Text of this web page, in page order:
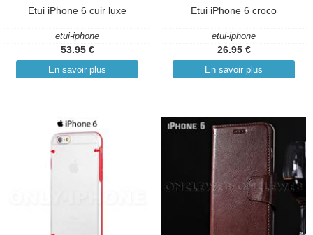
Etui iPhone 6 cuir luxe
etui-iphone
53.95 €
En savoir plus
Etui iPhone 6 croco
etui-iphone
26.95 €
En savoir plus